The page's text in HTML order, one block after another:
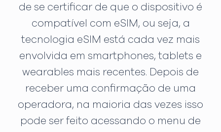
de se certificar de que o dispositivo é
compatível com eSIM, ou seja, a
tecnologia eSIM está cada vez mais
envolvida em smartphones, tablets e
wearables mais recentes. Depois de
receber uma confirmação de uma
operadora, na maioria das vezes isso
pode ser feito acessando o menu de